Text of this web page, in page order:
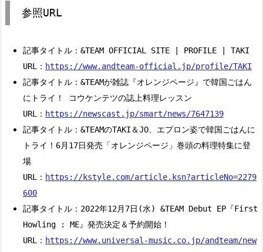
参照URL
記事タイトル：&TEAM OFFICIAL SITE | PROFILE | TAKI
URL： https://www.andteam-official.jp/profile/TAKI
記事タイトル：&TEAMが雑誌『オレンジページ』で韓国ごはん
にトライ！ コウケンテツの誌上料理レッスン
URL： https://newscast.jp/smart/news/7647139
記事タイトル：&TEAMのTAKI＆JO、エプロン姿で韓国ごはんに
トライ！6月17日発売「オレンジページ」巻頭の料理特集に登
場
URL： https://kstyle.com/article.ksn?articleNo=2279
600
記事タイトル：2022年12月7日(水) &TEAM Debut EP『First
Howling : ME』発売決定＆予約開始！
URL： https://www.universal-music.co.jp/andteam/new